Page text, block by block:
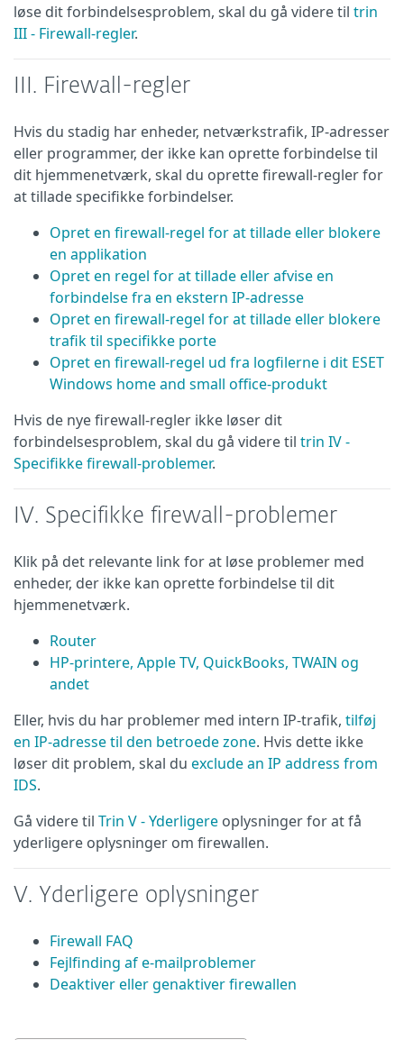
løse dit forbindelsesproblem, skal du gå videre til trin
III - Firewall-regler.
III. Firewall-regler
Hvis du stadig har enheder, netværkstrafik, IP-adresser
eller programmer, der ikke kan oprette forbindelse til
dit hjemmenetværk, skal du oprette firewall-regler for
at tillade specifikke forbindelser.
Opret en firewall-regel for at tillade eller blokere
en applikation
Opret en regel for at tillade eller afvise en
forbindelse fra en ekstern IP-adresse
Opret en firewall-regel for at tillade eller blokere
trafik til specifikke porte
Opret en firewall-regel ud fra logfilerne i dit ESET
Windows home and small office-produkt
Hvis de nye firewall-regler ikke løser dit
forbindelsesproblem, skal du gå videre til trin IV -
Specifikke firewall-problemer.
IV. Specifikke firewall-problemer
Klik på det relevante link for at løse problemer med
enheder, der ikke kan oprette forbindelse til dit
hjemmenetværk.
Router
HP-printere, Apple TV, QuickBooks, TWAIN og
andet
Eller, hvis du har problemer med intern IP-trafik, tilføj
en IP-adresse til den betroede zone. Hvis dette ikke
løser dit problem, skal du exclude an IP address from
IDS.
Gå videre til Trin V - Yderligere oplysninger for at få
yderligere oplysninger om firewallen.
V. Yderligere oplysninger
Firewall FAQ
Fejlfinding af e-mailproblemer
Deaktiver eller genaktiver firewallen